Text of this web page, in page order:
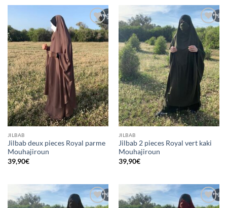
Ajouter
à la liste
d’envies
JILBAB
Jilbab deux pieces Royal parme
Mouhajiroun
39,90€
Ajouter
à la liste
d’envies
JILBAB
Jilbab 2 pieces Royal vert kaki
Mouhajiroun
39,90€